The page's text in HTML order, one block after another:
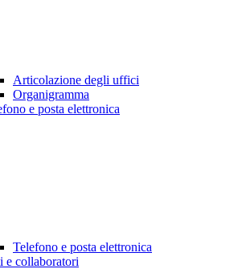
Articolazione degli uffici
Organigramma
e posta elettronica
Telefono e posta elettronica
e collaboratori